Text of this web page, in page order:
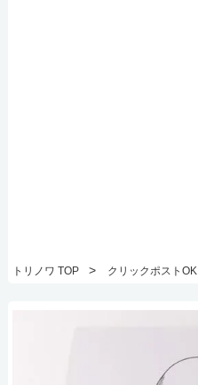
トリノワ TOP > クリックポストOK